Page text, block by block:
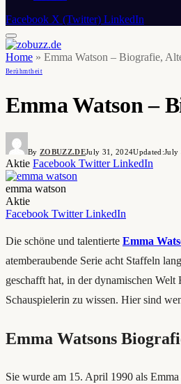
Facebook X (Twitter) LinkedIn
Home » Emma Watson – Biografie,
Berühmtheit
Emma Watson –
By ZOBUZZ.DEJuly 31, 2024Updated:July
Aktie Facebook Twitter LinkedIn
emma watson
Aktie
Facebook Twitter LinkedIn
Die schöne und talentierte Emma
atemberaubende Serie acht Staffeln
geschafft hat, in der dynamischen
Schauspielerin zu wissen. Hier sind
Emma Watsons
Sie wurde am 15. April 1990 als